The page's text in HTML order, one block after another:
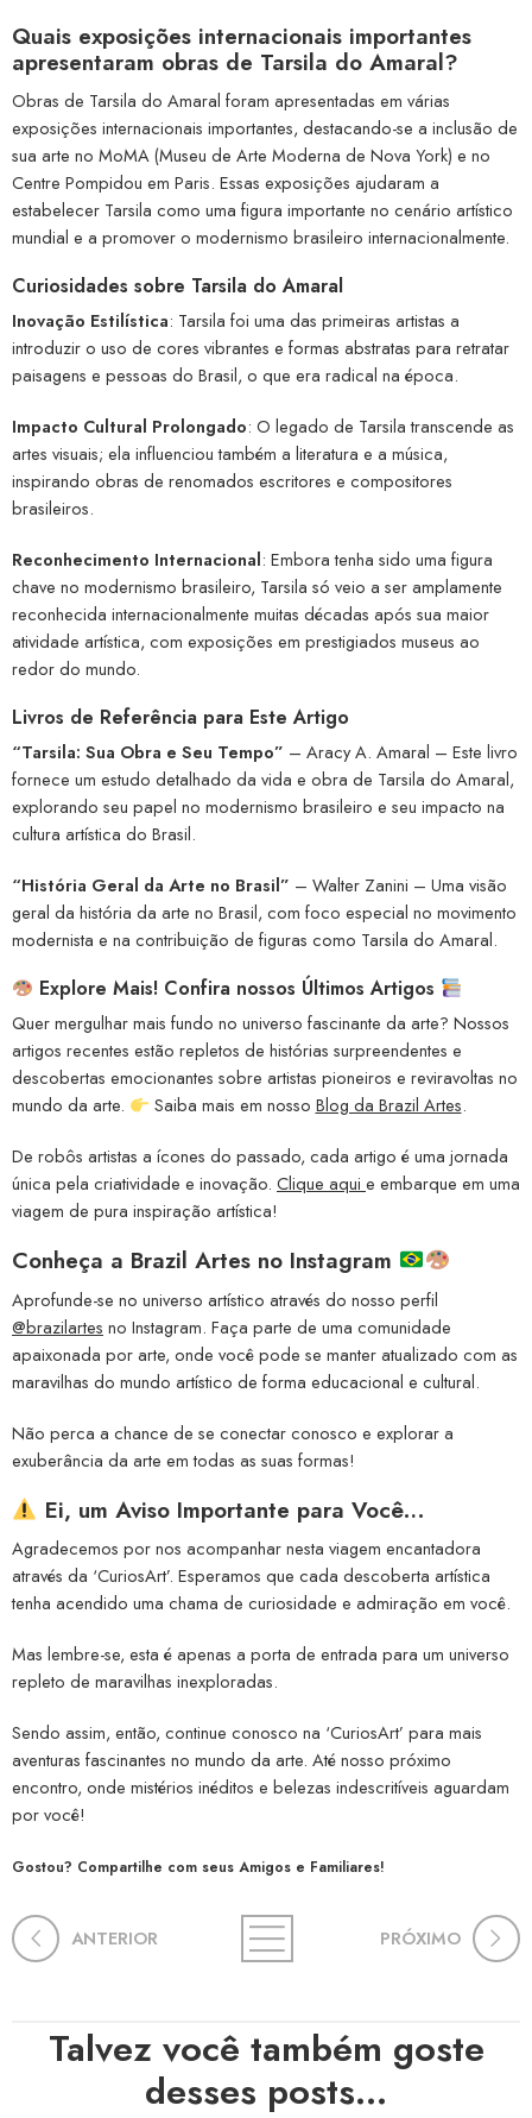
Quais exposições internacionais importantes
apresentaram obras de Tarsila do Amaral?
Obras de Tarsila do Amaral foram apresentadas em várias
exposições internacionais importantes, destacando-se a inclusão de
sua arte no MoMA (Museu de Arte Moderna de Nova York) e no
Centre Pompidou em Paris. Essas exposições ajudaram a
estabelecer Tarsila como uma figura importante no cenário artístico
mundial e a promover o modernismo brasileiro internacionalmente.
Curiosidades sobre Tarsila do Amaral
Inovação Estilística: Tarsila foi uma das primeiras artistas a
introduzir o uso de cores vibrantes e formas abstratas para retratar
paisagens e pessoas do Brasil, o que era radical na época.
Impacto Cultural Prolongado: O legado de Tarsila transcende as
artes visuais; ela influenciou também a literatura e a música,
inspirando obras de renomados escritores e compositores
brasileiros.
Reconhecimento Internacional: Embora tenha sido uma figura
chave no modernismo brasileiro, Tarsila só veio a ser amplamente
reconhecida internacionalmente muitas décadas após sua maior
atividade artística, com exposições em prestigiados museus ao
redor do mundo.
Livros de Referência para Este Artigo
“Tarsila: Sua Obra e Seu Tempo” – Aracy A. Amaral – Este livro
fornece um estudo detalhado da vida e obra de Tarsila do Amaral,
explorando seu papel no modernismo brasileiro e seu impacto na
cultura artística do Brasil.
“História Geral da Arte no Brasil” – Walter Zanini – Uma visão
geral da história da arte no Brasil, com foco especial no movimento
modernista e na contribuição de figuras como Tarsila do Amaral.
Explore Mais! Confira nossos Últimos Artigos
Quer mergulhar mais fundo no universo fascinante da arte? Nossos
artigos recentes estão repletos de histórias surpreendentes e
descobertas emocionantes sobre artistas pioneiros e reviravoltas no
mundo da arte.
Saiba mais em nosso Blog da Brazil Artes.
De robôs artistas a ícones do passado, cada artigo é uma jornada
única pela criatividade e inovação. Clique aqui e embarque em uma
viagem de pura inspiração artística!
Conheça a Brazil Artes no Instagram
Aprofunde-se no universo artístico através do nosso perfil
@brazilartes no Instagram. Faça parte de uma comunidade
apaixonada por arte, onde você pode se manter atualizado com as
maravilhas do mundo artístico de forma educacional e cultural.
Não perca a chance de se conectar conosco e explorar a
exuberância da arte em todas as suas formas!
Ei, um Aviso Importante para Você…
Agradecemos por nos acompanhar nesta viagem encantadora
através da ‘CuriosArt’. Esperamos que cada descoberta artística
tenha acendido uma chama de curiosidade e admiração em você.
Mas lembre-se, esta é apenas a porta de entrada para um universo
repleto de maravilhas inexploradas.
Sendo assim, então, continue conosco na ‘CuriosArt’ para mais
aventuras fascinantes no mundo da arte. Até nosso próximo
encontro, onde mistérios inéditos e belezas indescritíveis aguardam
por você!
Gostou? Compartilhe com seus Amigos e Familiares!
ANTERIOR PRÓXIMO
Talvez você também goste
desses posts...